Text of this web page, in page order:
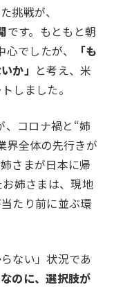
業計画
挑戦が、
です。もともと朝
でしたが、
「も
か」 と考え、米
しました。
、コロナ禍と“姉
界全体の先行きが
さまが日本に帰
姉さまは、現地
たり前に並ぶ環
ない」状況であ
のに、選択肢が